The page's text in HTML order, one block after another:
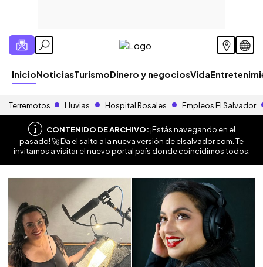
InicioNoticiasTurismoDinero y negociosVida
Terremotos Lluvias Hospital Rosales Empleos El Salvador
CONTENIDO DE ARCHIVO:¡Estás navegando en el
pasado! 🚀 Da el salto a la nueva versión deelsalvador.com . Te
invitamos a visitar el nuevo portal país donde coincidimos todos.